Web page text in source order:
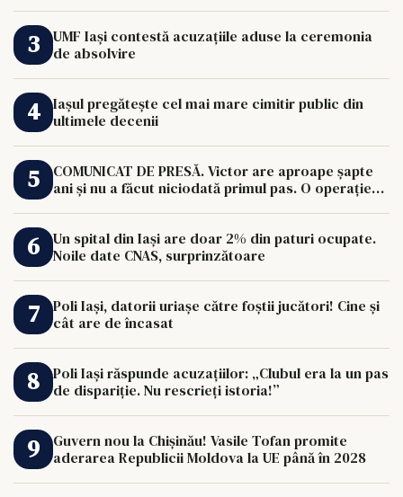
UMF Iași contestă acuzațiile aduse la ceremonia
de absolvire
Iașul pregătește cel mai mare cimitir public din
ultimele decenii
COMUNICAT DE PRESĂ. Victor are aproape șapte
ani și nu a făcut niciodată primul pas. O operație
Un spital din Iași are doar 2% din paturi ocupate.
Noile date CNAS, surprinzătoare
Poli Iași, datorii uriașe către foștii jucători! Cine și
cât are de încasat
Poli Iași răspunde acuzațiilor: „Clubul era la un pas
de dispariție. Nu rescrieți istoria!”
Guvern nou la Chișinău! Vasile Tofan promite
aderarea Republicii Moldova la UE până în 2028